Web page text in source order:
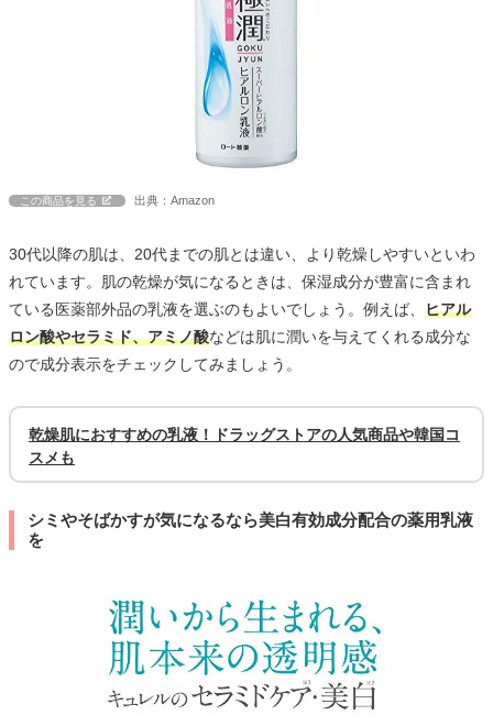
この商品を見る 出典：Amazon
30代以降の肌は、20代までの肌とは違い、より乾燥しやすいといわ
れています。肌の乾燥が気になるときは、保湿成分が豊富に含まれ
ている医薬部外品の乳液を選ぶのもよいでしょう。例えば、 ヒアル
ロン酸やセラミド、アミノ酸などは肌に潤いを与えてくれる成分な
ので成分表示をチェックしてみましょう。
乾燥肌におすすめの乳液！ドラッグストアの人気商品や韓国コ
スメも
シミやそばかすが気になるなら美白有効成分配合の薬用乳液
を